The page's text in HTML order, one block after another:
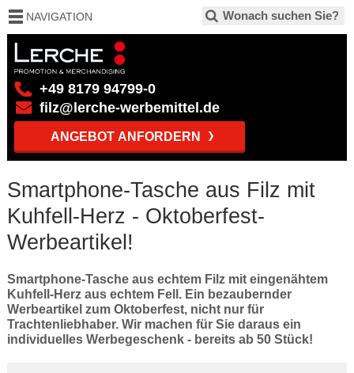
+49 8179 94799-0
filz@lerche-werbemittel.de
ANGEBOT ANFORDERN
NAVIGATION
Smartphone-Tasche aus Filz mit
Kuhfell-Herz - Oktoberfest-
Werbeartikel!
Smartphone-Tasche aus echtem Filz mit eingenähtem
Kuhfell-Herz aus echtem Fell. Ein bezaubernder
Werbeartikel zum Oktoberfest, nicht nur für
Trachtenliebhaber. Wir machen für Sie daraus ein
individuelles Werbegeschenk - bereits ab 50 Stück!